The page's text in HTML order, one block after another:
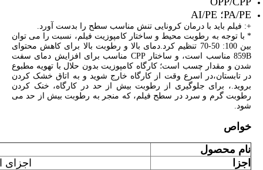
PA/PE؛ AI/PE
+: فیلم باید با درمان کرونایی تنش مناسب سطح را بدست آورد.
* با توجه به رطوبت محیط و ساختار کامپوزیت فیلم، نسبت را می توان
بین 100: 50-70 تنظیم کرد.دمای بالا و رطوبت بالا برای کاهش محتوای
859B مناسب است، و ساختار CPP مناسب برای افزایش دمای سفت
شدن و مقدار چسب است؛ کارگاه کامپوزیت بدون حلال با تهویه مطبوع
در تابستان،در اسرع وقت از کارگاه خارج شوید و به اتاق خشک کردن
بروید.، برای جلوگیری از رطوبت بیش از حد در کارگاه، خنک کردن
رطوبت گرم و سرد در سطح فیلم، که منجر به رطوبت بیش از حد می
شود.
خواص
نام محصول
اجزا
اجزای